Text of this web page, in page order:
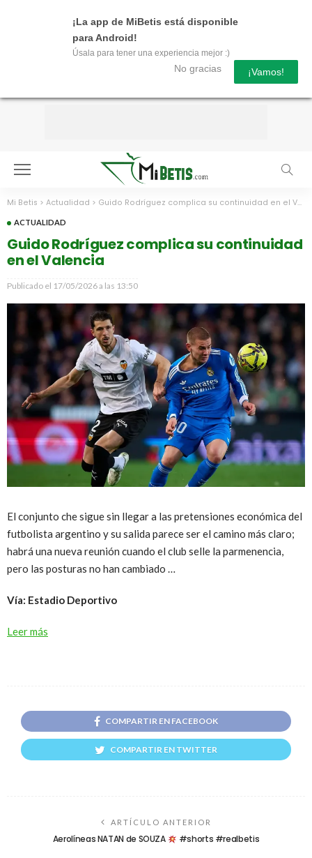
¡La app de MiBetis está disponible
para Android!
Úsala para tener una experiencia mejor :)
No gracias ¡Vamos!
Mi Betis > Actualidad > Guido Rodríguez complica su continuidad en el Valencia
ACTUALIDAD
Guido Rodríguez complica su continuidad
en el Valencia
Publicado el 17/05/2026 a las 13:50
El conjunto che sigue sin llegar a las pretensiones económica del
futbolista argentino y su salida parece ser el camino más claro;
habrá una nueva reunión cuando el club selle la parmenencia,
pero las posturas no han cambiado …
Vía: Estadio Deportivo
Leer más
COMPARTIR EN FACEBOOK
COMPARTIR EN TWITTER
ARTÍCULO ANTERIOR
Aerolíneas NATAN de SOUZA #shorts #realbetis